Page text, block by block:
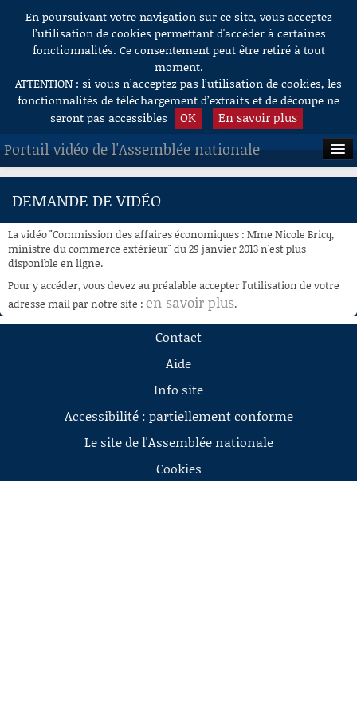
Aller au contenu
En poursuivant votre navigation sur ce site, vous acceptez
l’utilisation de cookies permettant d'accéder à certaines
fonctionnalités. Ce consentement peut être retiré à tout
moment.
ATTENTION : si vous n’acceptez pas l’utilisation de cookies, les
fonctionnalités de téléchargement d’extraits et de découpe ne
seront pas accessibles
OK En savoir plus
Portail vidéo de l'Assemblée nationale
ACCUEIL
À LA DEMANDE
RECHERCHE
AIDE À LA DÉCOUPE
DE VIDÉOS
DEMANDE DE VIDÉO
La vidéo "Commission des affaires économiques : Mme Nicole Bricq,
ministre du commerce extérieur" du 29 janvier 2013 n'est plus
disponible en ligne.
Pour y accéder, vous devez au préalable accepter l'utilisation de votre
adresse mail par notre site : en savoir plus.
Contact
Aide
Info site
Accessibilité : partiellement conforme
Le site de l'Assemblée nationale
Cookies